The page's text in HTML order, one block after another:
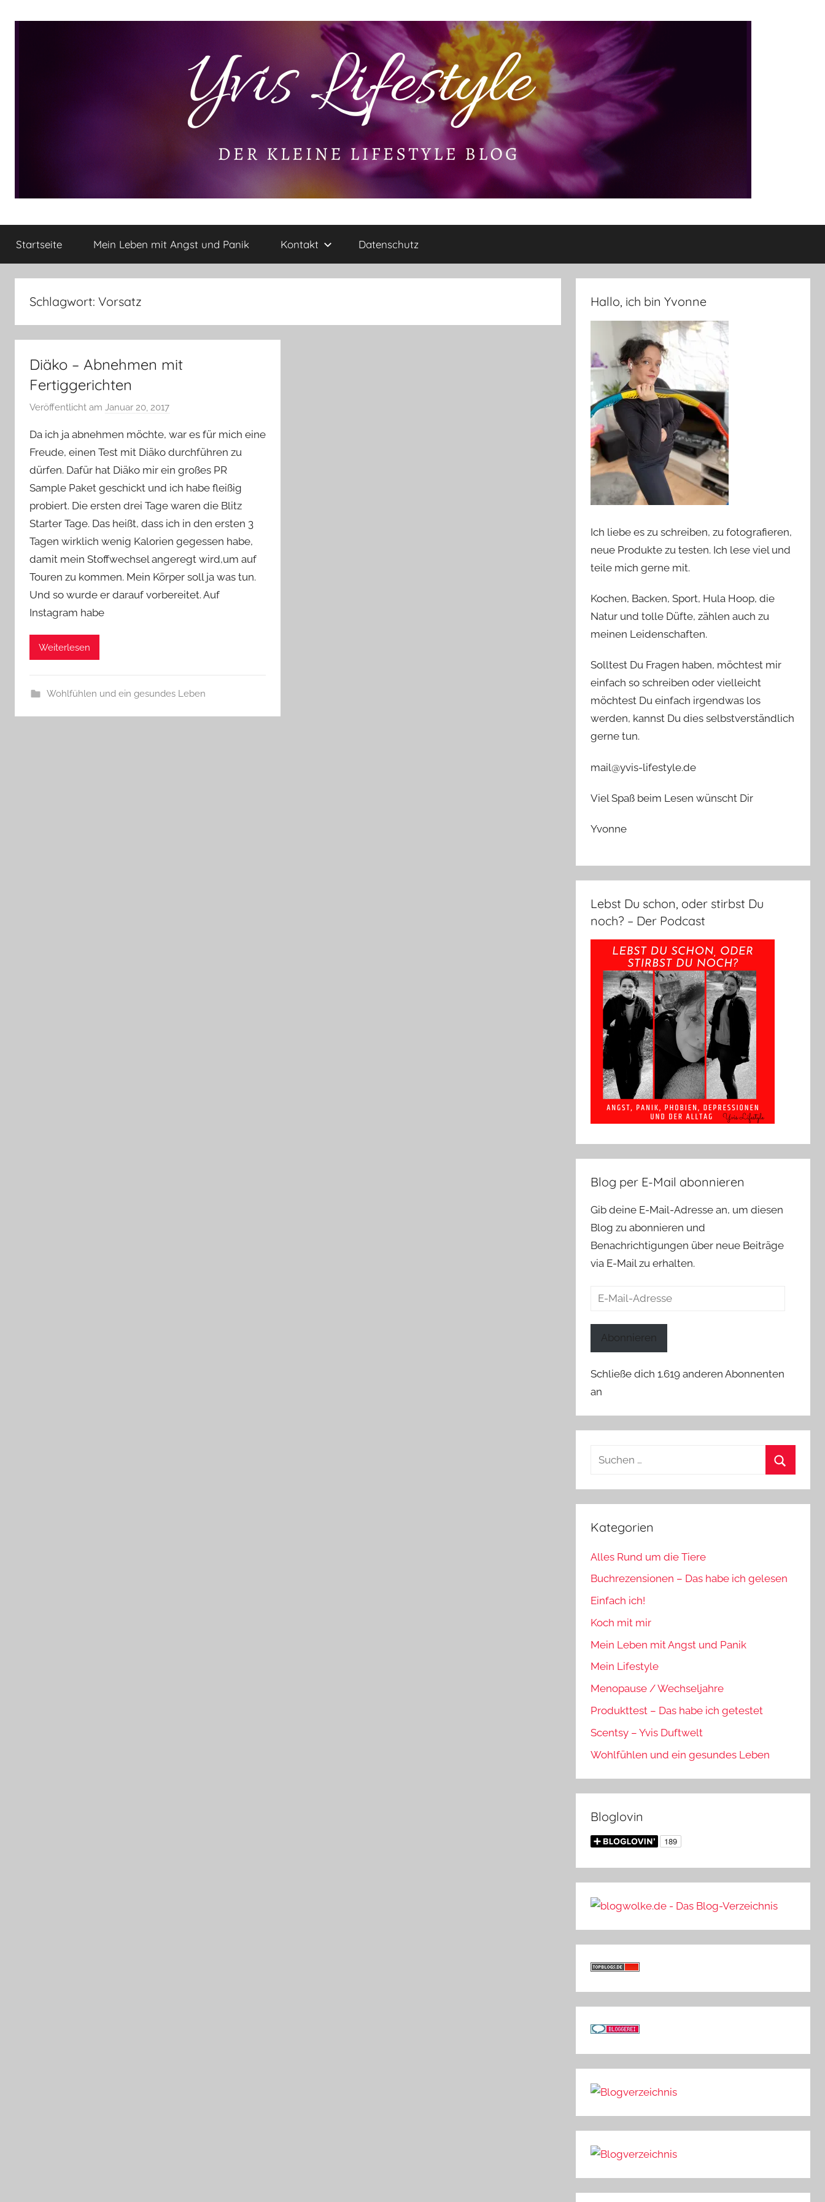
Yvis
Lifestyle
kleine
Lifestyle
Rezensionen,
Produkttests
und
mehr
Startseite Mein Leben mit Angst und Panik Kontakt Datenschutz
Schlagwort: Vorsatz
Diäko – Abnehmen mit
Fertiggerichten
Veröffentlicht am Januar 20, 2017
n
Y
v
o
n
n
Da ich ja abnehmen möchte, war es für mich eine
Freude, einen Test mit Diäko durchführen zu
dürfen. Dafür hat Diäko mir ein großes PR
Sample Paket geschickt und ich habe fleißig
probiert. Die ersten drei Tage waren die Blitz
Starter Tage. Das heißt, dass ich in den ersten 3
Tagen wirklich wenig Kalorien gegessen habe,
damit mein Stoffwechsel angeregt wird,um auf
Touren zu kommen. Mein Körper soll ja was tun.
Und so wurde er darauf vorbereitet. Auf
Instagram habe
Weiterlesen
Wohlfühlen und ein gesundes Leben
Hallo, ich bin Yvonne
Ich liebe es zu schreiben, zu fotografieren,
neue Produkte zu testen. Ich lese viel und
teile mich gerne mit.
Kochen, Backen, Sport, Hula Hoop, die
Natur und tolle Düfte, zählen auch zu
meinen Leidenschaften.
Solltest Du Fragen haben, möchtest mir
einfach so schreiben oder vielleicht
möchtest Du einfach irgendwas los
werden, kannst Du dies selbstverständlich
gerne tun.
mail@yvis-lifestyle.de
Viel Spaß beim Lesen wünscht Dir
Yvonne
Lebst Du schon, oder stirbst Du
noch? – Der Podcast
Blog per E-Mail abonnieren
Gib deine E-Mail-Adresse an, um diesen
Blog zu abonnieren und
Benachrichtigungen über neue Beiträge
via E-Mail zu erhalten.
E-
Abonnieren
Schließe dich 1.619 anderen Abonnenten
an
Suchen
Kategorien
Alles Rund um die Tiere
Buchrezensionen – Das habe ich gelesen
Einfach ich!
Koch mit mir
Mein Leben mit Angst und Panik
Mein Lifestyle
Menopause / Wechseljahre
Produkttest – Das habe ich getestet
Scentsy – Yvis Duftwelt
Wohlfühlen und ein gesundes Leben
Bloglovin